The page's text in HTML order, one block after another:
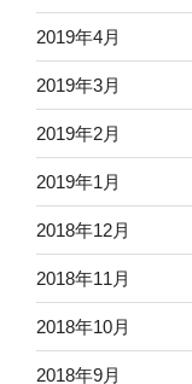
2019年4月
2019年3月
2019年2月
2019年1月
2018年12月
2018年11月
2018年10月
2018年9月